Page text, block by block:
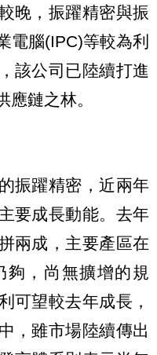
晚，振躍精密與振
電腦(IPC)等較為利
該公司已陸續打進
鏈之林。
振躍精密，近兩年
要成長動能。去年
兩成，主要產區在
夠，尚無擴增的規
可望較去年成長，
，雖市場陸續傳出